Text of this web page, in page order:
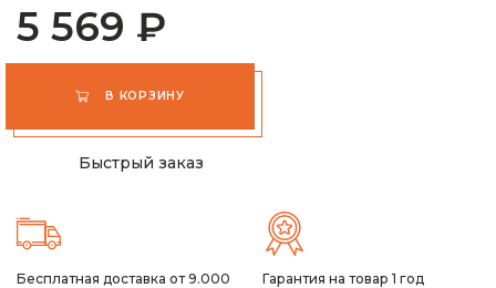
5 569 ₽
В КОРЗИНУ
Быстрый заказ
Бесплатная доставка от 9.000
Гарантия на товар 1 год